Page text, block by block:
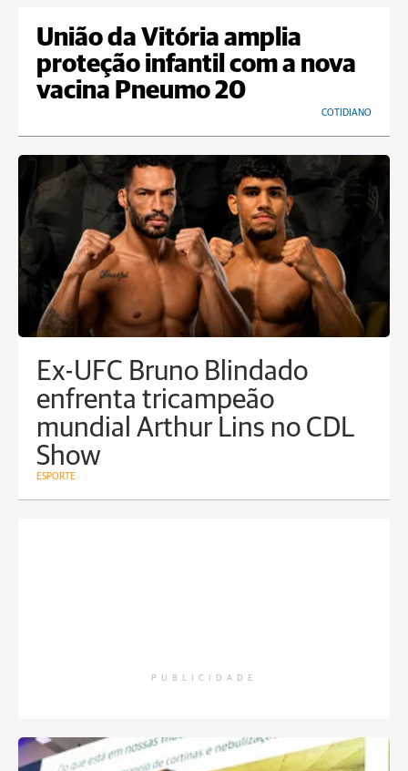
União da Vitória amplia
proteção infantil com a nova
vacina Pneumo 20
COTIDIANO
Ex-UFC Bruno Blindado
enfrenta tricampeão
mundial Arthur Lins no CDL
Show
ESPORTE
PUBLICIDADE